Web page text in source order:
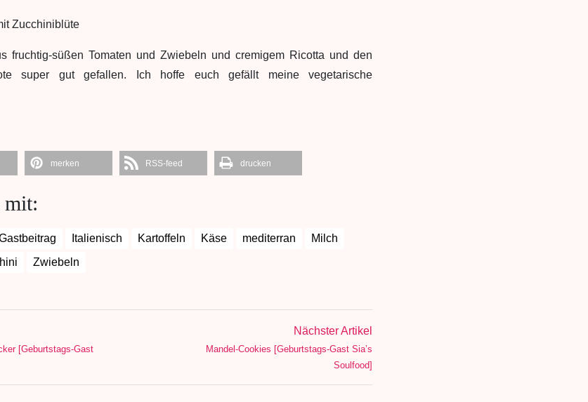
fruchtig-süßen Tomaten und Zwiebeln und cremigem Ricotta und den
super gut gefallen. Ich hoffe euch gefällt meine vegetarische
merken RSS-feed drucken
mit:
Italienisch Kartoffeln Käse mediterran
Milch
Zwiebeln
[Geburtstags-Gast
Nächster Artikel
Mandel-Cookies [Geburtstags-Gast Sia’s
Soulfood]